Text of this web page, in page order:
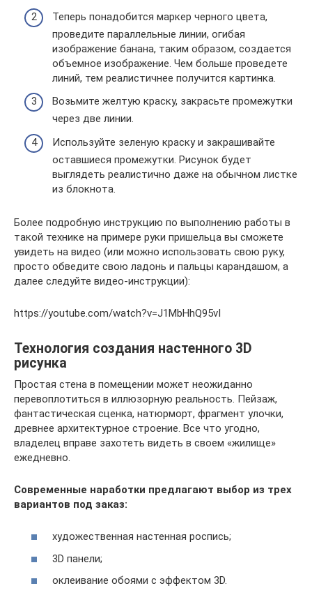
Теперь понадобится маркер черного цвета,
проведите параллельные линии, огибая
изображение банана, таким образом, создается
объемное изображение. Чем больше проведете
линий, тем реалистичнее получится картинка.
Возьмите желтую краску, закрасьте промежутки
через две линии.
Используйте зеленую краску и закрашивайте
оставшиеся промежутки. Рисунок будет
выглядеть реалистично даже на обычном листке
из блокнота.
Более подробную инструкцию по выполнению работы в
такой технике на примере руки пришельца вы сможете
увидеть на видео (или можно использовать свою руку,
просто обведите свою ладонь и пальцы карандашом, а
далее следуйте видео-инструкции):
https://youtube.com/watch?v=J1MbHhQ95vI
Технология создания настенного 3D
рисунка
Простая стена в помещении может неожиданно
перевоплотиться в иллюзорную реальность. Пейзаж,
фантастическая сценка, натюрморт, фрагмент улочки,
древнее архитектурное строение. Все что угодно,
владелец вправе захотеть видеть в своем «жилище»
ежедневно.
Современные наработки предлагают выбор из трех
вариантов под заказ:
художественная настенная роспись;
3D панели;
оклеивание обоями с эффектом 3D.